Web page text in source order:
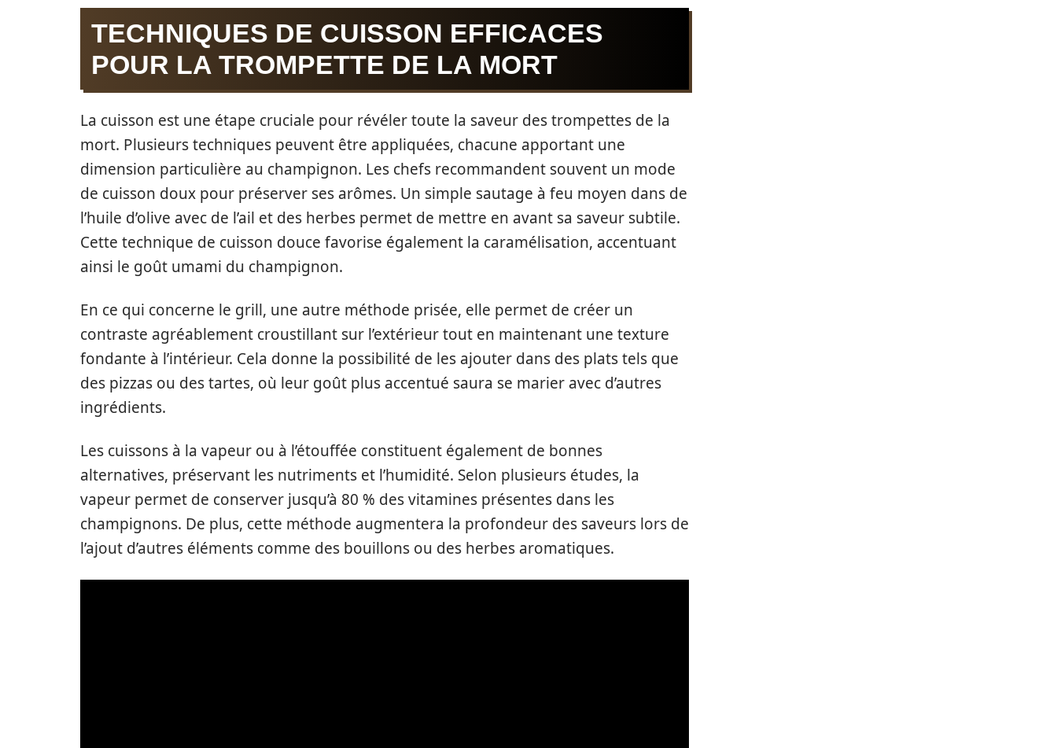
TECHNIQUES DE CUISSON EFFICACES
POUR LA TROMPETTE DE LA MORT
La cuisson est une étape cruciale pour révéler toute la saveur des trompettes de la
mort. Plusieurs techniques peuvent être appliquées, chacune apportant une
dimension particulière au champignon. Les chefs recommandent souvent un mode
de cuisson doux pour préserver ses arômes. Un simple sautage à feu moyen dans de
l’huile d’olive avec de l’ail et des herbes permet de mettre en avant sa saveur subtile.
Cette technique de cuisson douce favorise également la caramélisation, accentuant
ainsi le goût umami du champignon.
En ce qui concerne le grill, une autre méthode prisée, elle permet de créer un
contraste agréablement croustillant sur l’extérieur tout en maintenant une texture
fondante à l’intérieur. Cela donne la possibilité de les ajouter dans des plats tels que
des pizzas ou des tartes, où leur goût plus accentué saura se marier avec d’autres
ingrédients.
Les cuissons à la vapeur ou à l’étouffée constituent également de bonnes
alternatives, préservant les nutriments et l’humidité. Selon plusieurs études, la
vapeur permet de conserver jusqu’à 80 % des vitamines présentes dans les
champignons. De plus, cette méthode augmentera la profondeur des saveurs lors de
l’ajout d’autres éléments comme des bouillons ou des herbes aromatiques.